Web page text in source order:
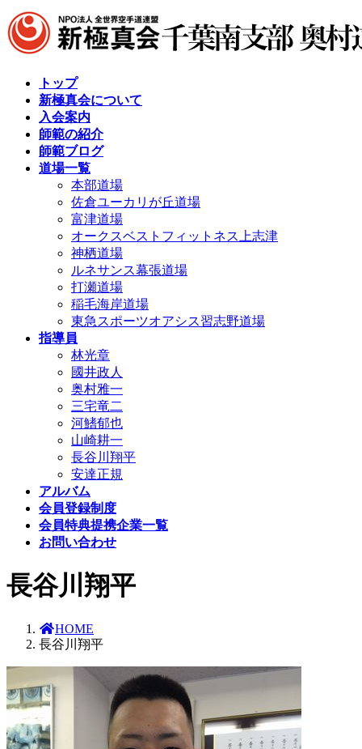
コ
ン
テ
ナ
ビ
ゲ
トップ
新極真会について
入会案内
師範の紹介
師範ブログ
道場一覧
本部道場
佐倉ユーカリが丘道場
富津道場
オークスベストフィットネス上志津
神栖道場
ルネサンス幕張道場
打瀬道場
稲毛海岸道場
東急スポーツオアシス習志野道場
指導員
林光章
國井政人
奥村雅一
三宅竜二
河鰭郁也
山崎耕一
長谷川翔平
安達正規
アルバム
会員登録制度
会員特典提携企業一覧
お問い合わせ
長谷川翔平
HOME
長谷川翔平